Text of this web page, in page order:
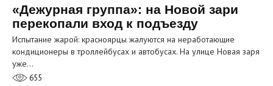
«Дежурная группа»: на Новой зари
перекопали вход к подъезду
Испытание жарой: красноярцы жалуются на неработающие
кондиционеры в троллейбусах и автобусах. На улице Новая заря
уже…
655